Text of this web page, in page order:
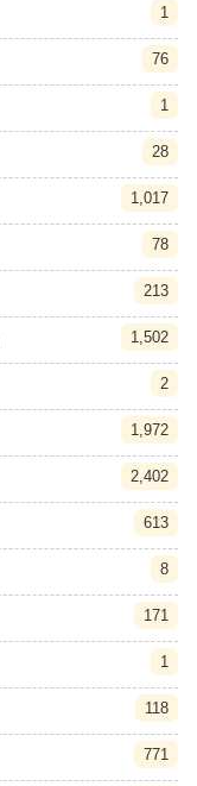
1
76
1
28
1,017
78
213
1,502
2
1,972
2,402
613
8
171
1
118
771